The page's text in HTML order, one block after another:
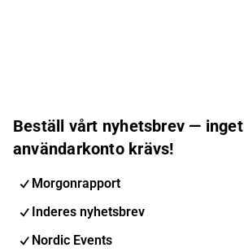
Beställ vårt nyhetsbrev — inget
användarkonto krävs!
Morgonrapport
Inderes nyhetsbrev
Nordic Events